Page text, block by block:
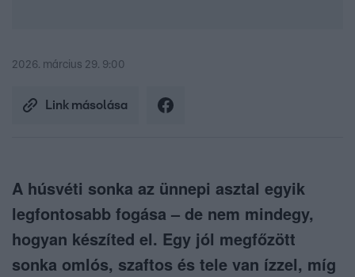
2026. március 29. 9:00
Link másolása
A húsvéti sonka az ünnepi asztal egyik
legfontosabb fogása – de nem mindegy,
hogyan készíted el. Egy jól megfőzött
sonka omlós, szaftos és tele van ízzel, míg